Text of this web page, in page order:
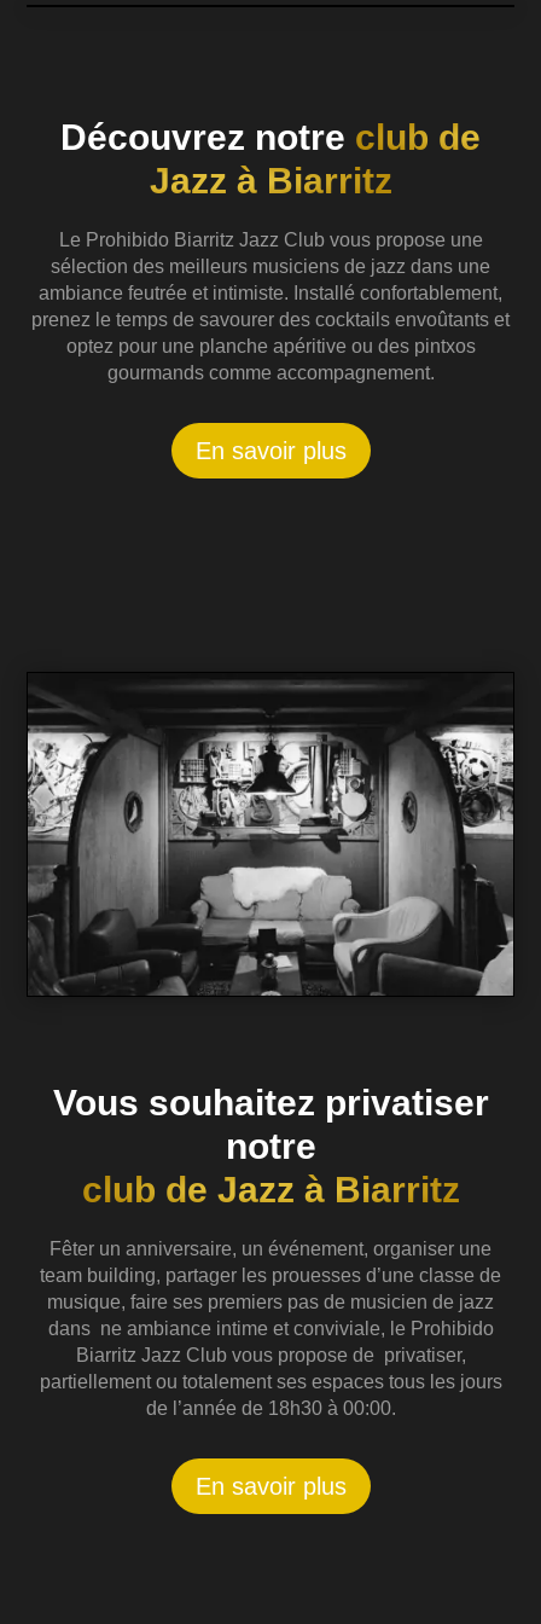
Découvrez notre club de
Jazz à Biarritz
Le Prohibido Biarritz Jazz Club vous propose une
sélection des meilleurs musiciens de jazz dans une
ambiance feutrée et intimiste. Installé confortablement,
prenez le temps de savourer des cocktails envoûtants et
optez pour une planche apéritive ou des pintxos
gourmands comme accompagnement.
En savoir plus
Vous souhaitez privatiser
notre
club de Jazz à Biarritz
Fêter un anniversaire, un événement, organiser une
team building, partager les prouesses d’une classe de
musique, faire ses premiers pas de musicien de jazz
dans ne ambiance intime et conviviale, le Prohibido
Biarritz Jazz Club vous propose de privatiser,
partiellement ou totalement ses espaces tous les jours
de l’année de 18h30 à 00:00.
En savoir plus